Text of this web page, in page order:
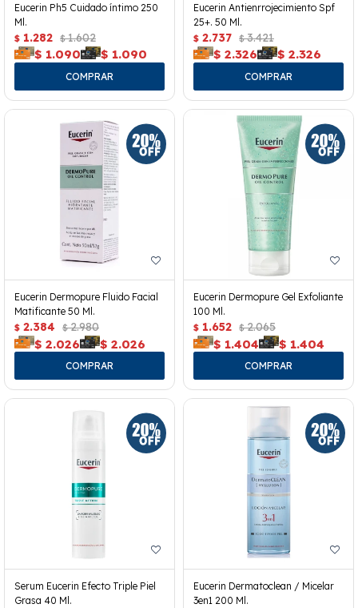
Eucerin Ph5 Cuidado íntimo 250
Ml.
$ 1.282 $ 1.602
$ 1.090 $ 1.090
Eucerin Antienrrojecimiento Spf
25+. 50 Ml.
$ 2.737 $ 3.421
$ 2.326 $ 2.326
Eucerin Dermopure Fluido Facial
Matificante 50 Ml.
$ 2.384 $ 2.980
$ 2.026 $ 2.026
Eucerin Dermopure Gel Exfoliante
100 Ml.
$ 1.652 $ 2.065
$ 1.404 $ 1.404
Serum Eucerin Efecto Triple Piel
Grasa 40 Ml.
Eucerin Dermatoclean / Micelar
3en1 200 Ml.